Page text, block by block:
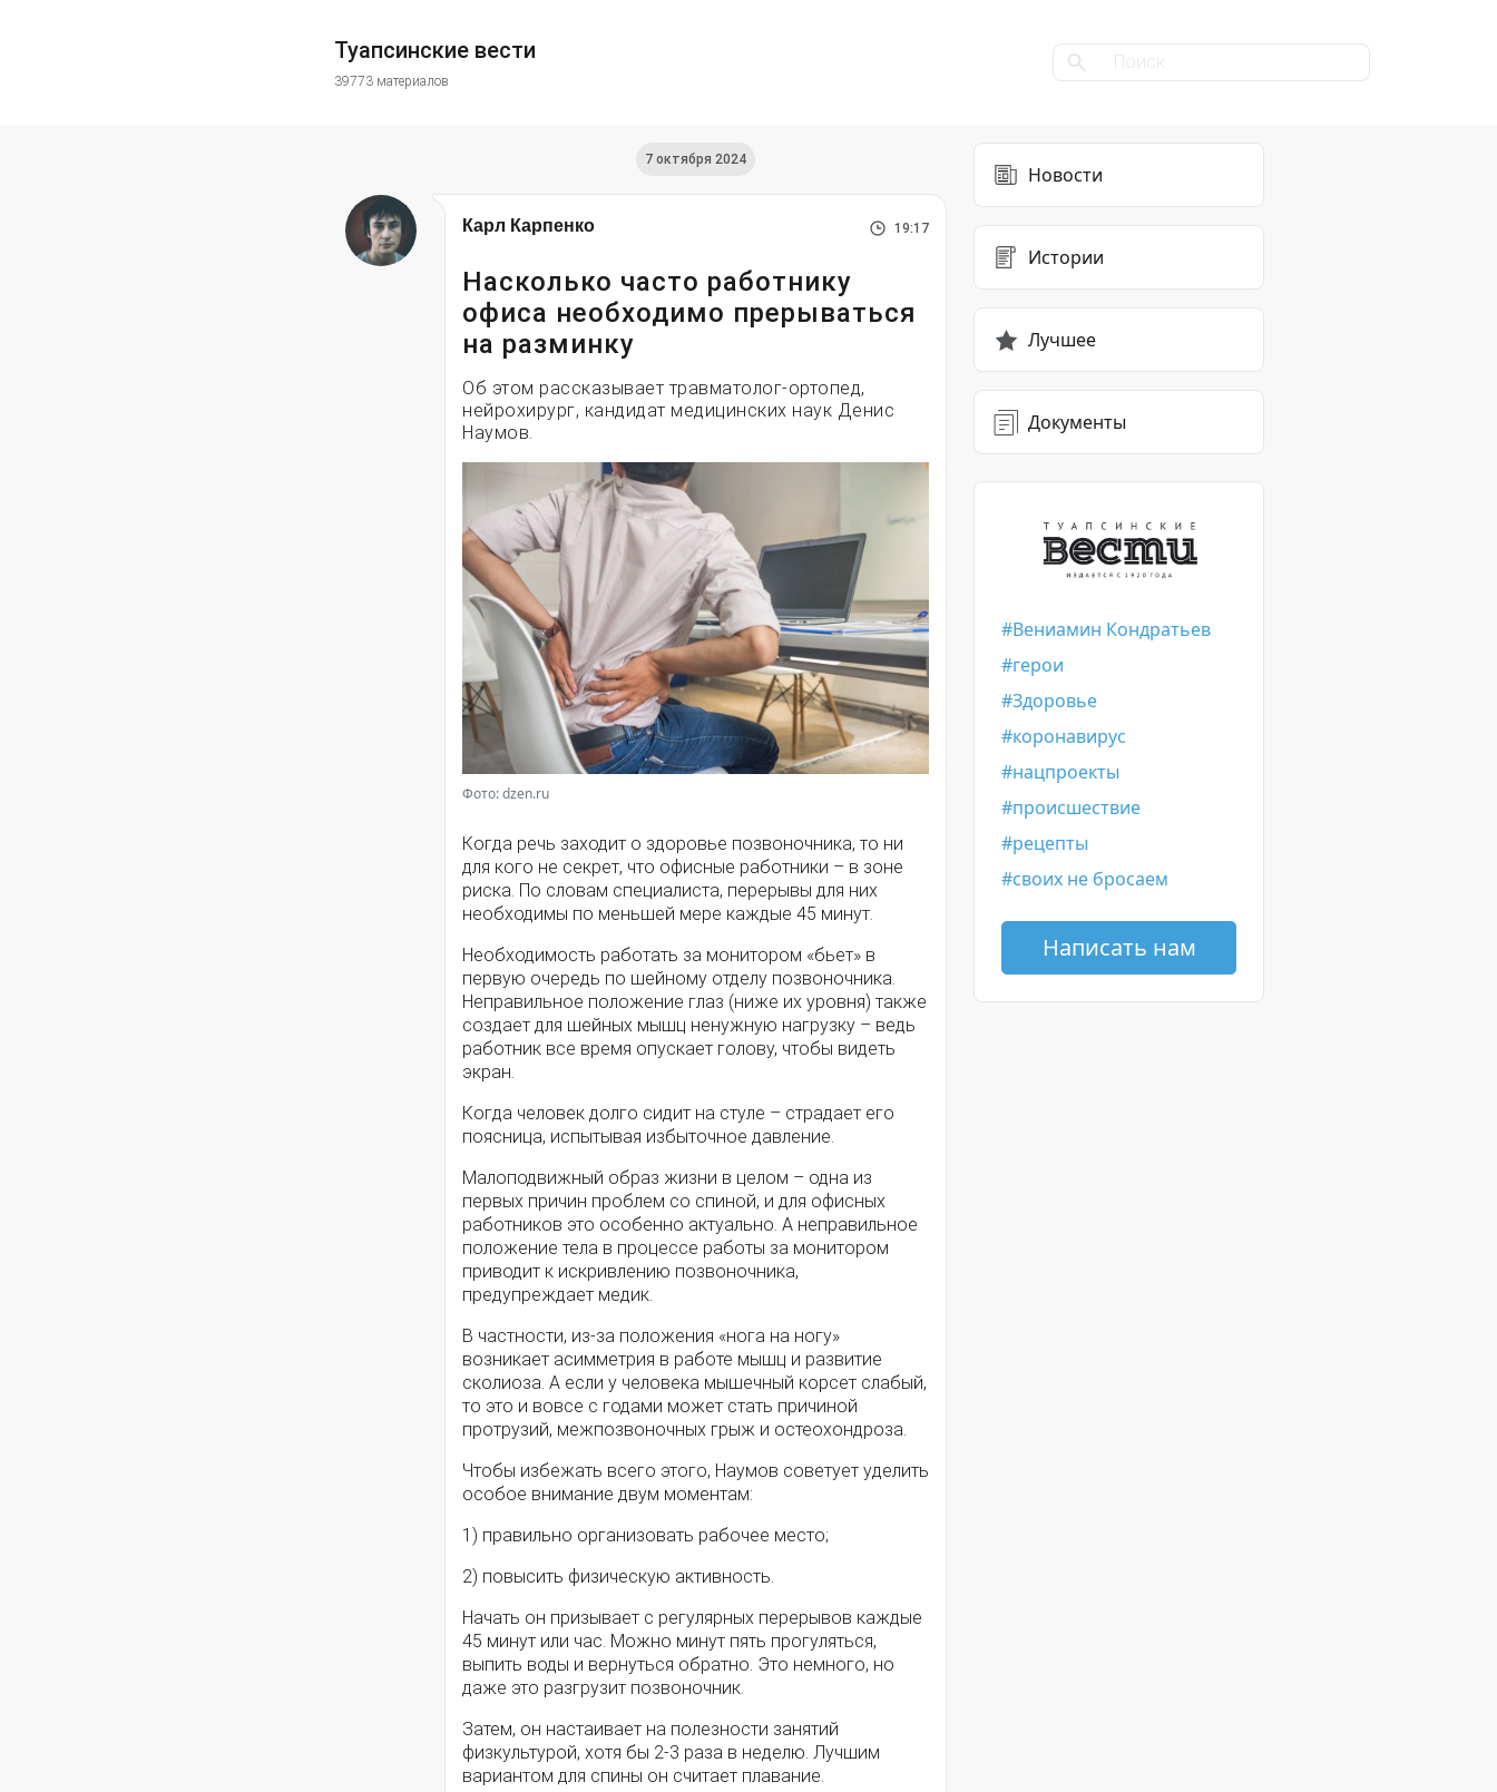
Туапсинские вести
39773 материалов
7 октября 2024
Карл Карпенко 19:17
Насколько часто работнику
офиса необходимо прерываться
на разминку
Об этом рассказывает травматолог-ортопед,
нейрохирург, кандидат медицинских наук Денис
Наумов.
Фото: dzen.ru
Когда речь заходит о здоровье позвоночника, то ни
для кого не секрет, что офисные работники – в зоне
риска. По словам специалиста, перерывы для них
необходимы по меньшей мере каждые 45 минут.
Необходимость работать за монитором «бьет» в
первую очередь по шейному отделу позвоночника.
Неправильное положение глаз (ниже их уровня) также
создает для шейных мышц ненужную нагрузку – ведь
работник все время опускает голову, чтобы видеть
экран.
Когда человек долго сидит на стуле – страдает его
поясница, испытывая избыточное давление.
Малоподвижный образ жизни в целом – одна из
первых причин проблем со спиной, и для офисных
работников это особенно актуально. А неправильное
положение тела в процессе работы за монитором
приводит к искривлению позвоночника,
предупреждает медик.
В частности, из-за положения «нога на ногу»
возникает асимметрия в работе мышц и развитие
сколиоза. А если у человека мышечный корсет слабый,
то это и вовсе с годами может стать причиной
протрузий, межпозвоночных грыж и остеохондроза.
Чтобы избежать всего этого, Наумов советует уделить
особое внимание двум моментам:
1) правильно организовать рабочее место;
2) повысить физическую активность.
Начать он призывает с регулярных перерывов каждые
45 минут или час. Можно минут пять прогуляться,
выпить воды и вернуться обратно. Это немного, но
даже это разгрузит позвоночник.
Затем, он настаивает на полезности занятий
физкультурой, хотя бы 2-3 раза в неделю. Лучшим
вариантом для спины он считает плавание.
Новости
Истории
Лучшее
Документы
Вениамин Кондратьев
герои
Здоровье
коронавирус
нацпроекты
происшествие
рецепты
своих не бросаем
Написать нам